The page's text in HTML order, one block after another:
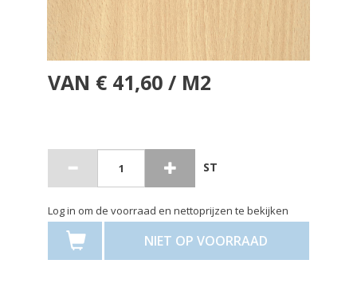
VAN € 41,60 / M2
ST
Log in om de voorraad en nettoprijzen te bekijken
NIET OP VOORRAAD